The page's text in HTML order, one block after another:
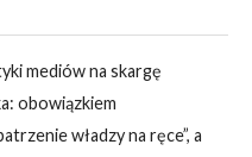
mediów na skargę
obowiązkiem
władzy na ręce”, a